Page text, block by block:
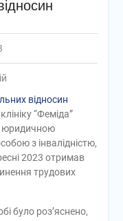
відносин
“Феміда”
юридичною
з інвалідністю,
2023 отримав
трудових
було роз’яснено,